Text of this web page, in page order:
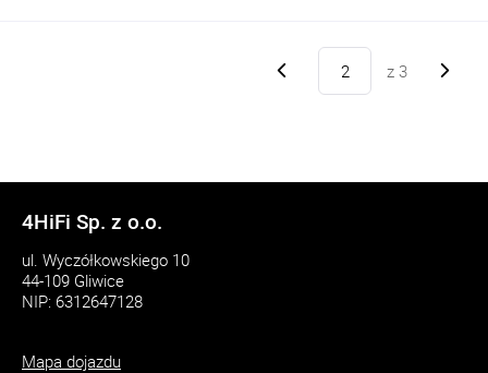
z 3
4HiFi Sp. z o.o.
ul. Wyczółkowskiego 10
44-109 Gliwice
NIP: 6312647128
Mapa dojazdu